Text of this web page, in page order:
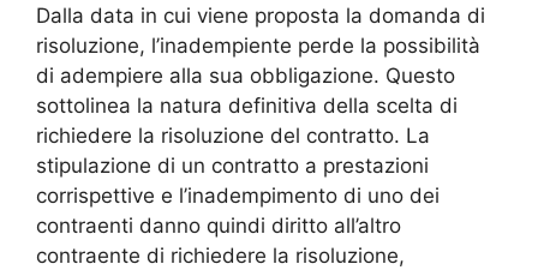
Dalla data in cui viene proposta la domanda di
risoluzione, l’inadempiente perde la possibilità
di adempiere alla sua obbligazione. Questo
sottolinea la natura definitiva della scelta di
richiedere la risoluzione del contratto. La
stipulazione di un contratto a prestazioni
corrispettive e l’inadempimento di uno dei
contraenti danno quindi diritto all’altro
contraente di richiedere la risoluzione,